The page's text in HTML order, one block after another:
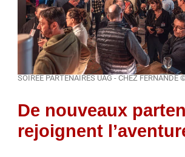
SOIREE PARTENAIRES UAG - CHEZ
De nouveaux
rejoignent